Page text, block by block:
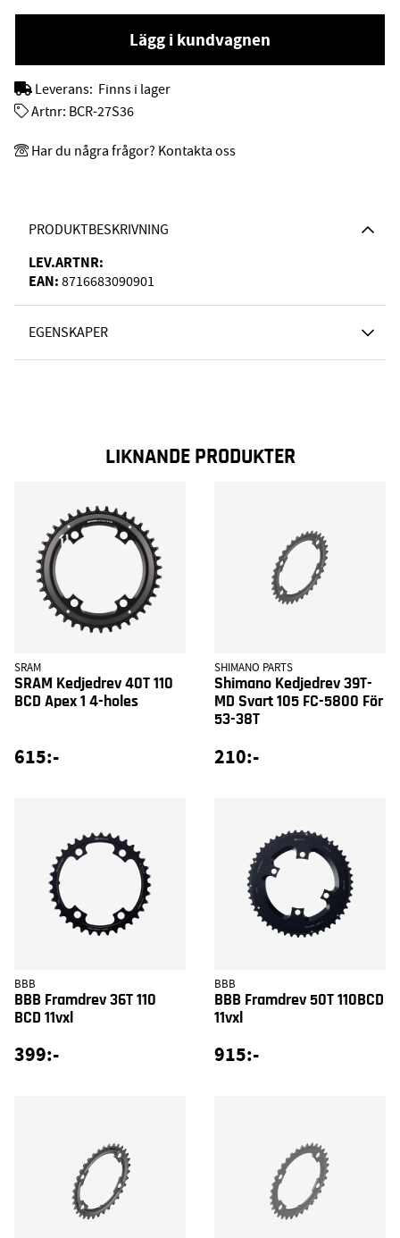
PRODUKTBESKRIVNING
LEV.ARTNR:
EAN: 8716683090901
EGENSKAPER
Lägg i kundvagnen
Leverans: Finns i lager
Artnr: BCR-27S36
Har du några frågor? Kontakta oss
LIKNANDE PRODUKTER
SRAM
SRAM Kedjedrev 40T 110
BCD Apex 1 4-holes
615:-
SHIMANO PARTS
Shimano Kedjedrev 39T-
MD Svart 105 FC-5800 För
53-38T
210:-
BBB
BBB Framdrev 36T 110
BCD 11vxl
399:-
BBB
BBB Framdrev 50T 110BCD
11vxl
915:-